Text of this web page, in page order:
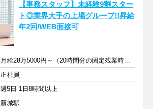
【事務スタッフ】未経験9割スター
ト◎業界大手の上場グループ!!昇給
年2回/WEB面接可
月給28万5000円～（20時間分の固定残業時間代を含む）
正社員
週5日 1日8時間以上
新城駅